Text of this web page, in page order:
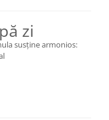
zi
susține armonios: